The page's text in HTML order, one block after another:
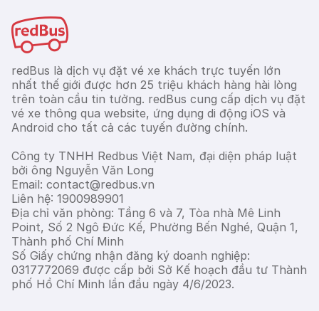
redBus là dịch vụ đặt vé xe khách trực tuyến lớn
nhất thế giới được hơn 25 triệu khách hàng hài lòng
trên toàn cầu tin tưởng. redBus cung cấp dịch vụ đặt
vé xe thông qua website, ứng dụng di động iOS và
Android cho tất cả các tuyến đường chính.
Công ty TNHH Redbus Việt Nam, đại diện pháp luật
bởi ông Nguyễn Văn Long
Email: contact@redbus.vn
Liên hệ: 1900989901
Địa chỉ văn phòng: Tầng 6 và 7, Tòa nhà Mê Linh
Point, Số 2 Ngô Đức Kế, Phường Bến Nghé, Quận 1,
Thành phố Chí Minh
Số Giấy chứng nhận đăng ký doanh nghiệp:
0317772069 được cấp bởi Sở Kế hoạch đầu tư Thành
phố Hồ Chí Minh lần đầu ngày 4/6/2023.